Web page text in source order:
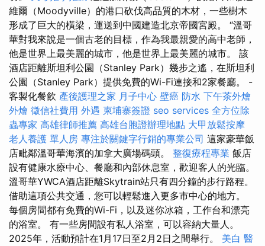
維爾（Moodyville）的港口砍伐高品質的木材，一些樹木
形成了巨大的橫梁，運送到中國建造北京帝國宮殿。 “溫哥
華對我來說是一個古老的目標，作為我最親愛的高中老師，
他是世界上最美麗的城市，他是世界上最美麗的城市。 該
酒店距離斯坦利公園（Stanley Park）幾步之遙，在斯坦利
公園（Stanley Park）提供免費的Wi-Fi連接和2家餐廳。 -
客製化餐飲 產後護理之家 月子中心 壁癌 防水 下午茶外燴
外燴 徵信社費用 外遇 柬埔寨簽證 seo services 全方位除
蟲專家 高雄律師推薦 高雄台胞證辦理地點 大甲放鬆按摩
老人養護 單人房 專注於關鍵字行銷的專業公司 這家豪華飯
店毗鄰溫哥華海濱的加拿大廣場碼頭。 整復療程專業 飯店
設有健康水療中心、餐廳和內部休息室，歡迎客人的光臨。
溫哥華YWCA酒店距離Skytrain站只有四分鐘的步行路程。
借助這項公共交通，您可以輕鬆進入更多市中心的地方。
每個房間都有免費的Wi-Fi，以及迷你冰箱，工作台和漂亮
的浴室。 有一些房間設有私人浴室，可以容納大量人。
2025年，活動預計在1月17日至2月2日之間舉行。 美白 醫